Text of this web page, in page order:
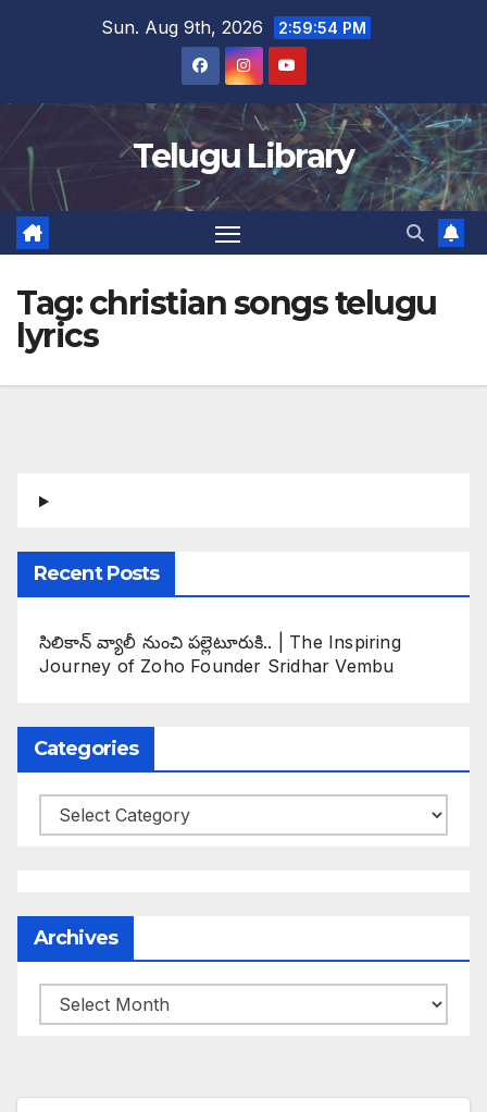
Sun. Aug 9th, 2026 2:59:54 PM
Telugu Library
Tag:christian songs telugu
lyrics
Recent Posts
సిలికాన్ వ్యాలీ నుంచి పల్లెటూరుకి.. | The Inspiring
Journey of Zoho Founder Sridhar Vembu
Categories
Categories
Archives
Archives